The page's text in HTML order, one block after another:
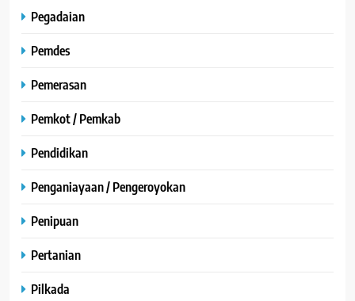
Pegadaian
Pemdes
Pemerasan
Pemkot / Pemkab
Pendidikan
Penganiayaan / Pengeroyokan
Penipuan
Pertanian
Pilkada